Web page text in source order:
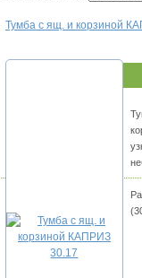
Тумба с ящ. и корзиной